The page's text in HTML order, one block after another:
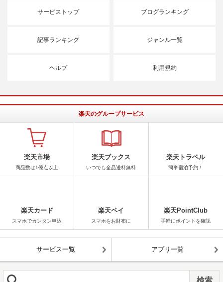
サービストップ ブログランキング
記事ランキング ジャンル一覧
ヘルプ 利用規約
楽天のグループサービス
楽天市場
商品数は1億点以上
楽天ブックス
いつでも全品送料無料
楽天トラベル
簡単宿泊予約！
楽天カード
スマホでカンタン申込
楽天ペイ
スマホをお財布に
楽天PointClub
手軽にポイントを確認
サービス一覧 アプリ一覧